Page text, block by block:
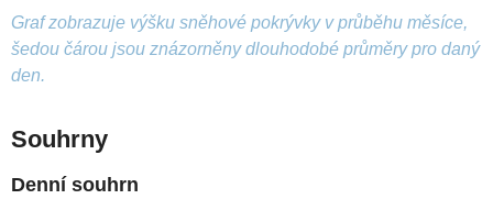
Graf zobrazuje výšku sněhové pokrývky v průběhu měsíce,
šedou čárou jsou znázorněny dlouhodobé průměry pro daný
den.
Souhrny
Denní souhrn